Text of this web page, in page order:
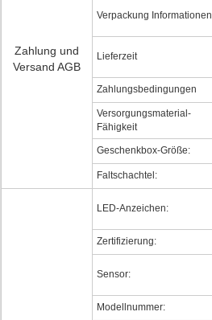
Zahlung und
Versand AGB
Verpackung Informationen
Lieferzeit
Zahlungsbedingungen
Versorgungsmaterial-
Fähigkeit
Geschenkbox-Größe:
Faltschachtel:
LED-Anzeichen:
Zertifizierung:
Sensor:
Modellnummer: